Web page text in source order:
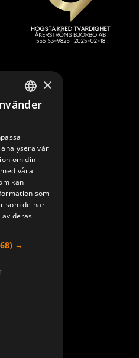
RADIO MODUL TRX BQ
900MHz AU
947966-915
SWEDISH
DEUTSCH
×
vår
om din
våra
kan
som
som de har
deras
→